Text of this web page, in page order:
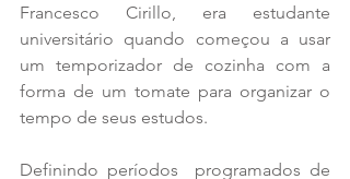
Francesco Cirillo, era estudante
universitário quando começou a usar
um temporizador de cozinha com a
forma de um tomate para organizar o
tempo de seus estudos.
Definindo períodos  programados de